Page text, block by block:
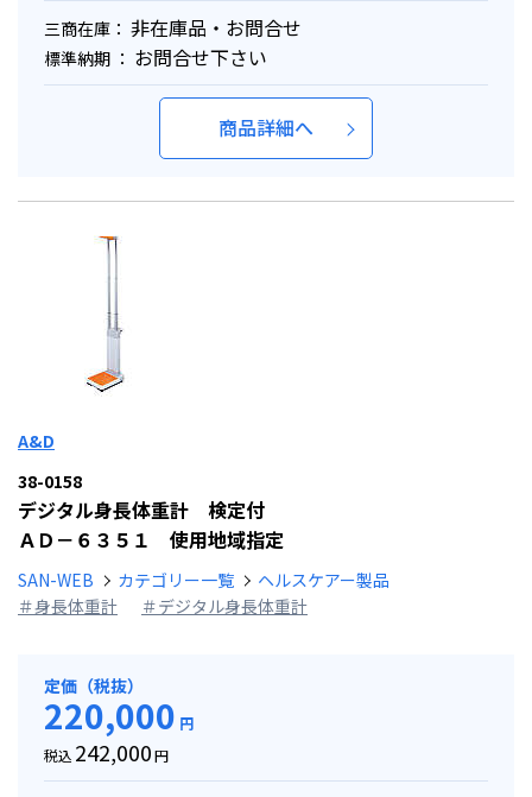
三商在庫： 非在庫品・お問合せ
標準納期 ： お問合せ下さい
商品詳細へ
A&D
38-0158
デジタル身長体重計 検定付
ＡＤ－６３５１ 使用地域指定
SAN-WEB カテゴリー一覧
ヘルスケアー製品
＃身長体重計
＃デジタル身長体重計
定価（税抜）
220,000 円
税込 242,000円